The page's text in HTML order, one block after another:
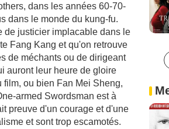
dans les années 60-70-
dans le monde du kung-fu.
de justicier implacable dans le
Fang Kang et qu'on retrouve
de méchants ou de dirigeant
auront leur heure de gloire
ou bien Fan Mei Sheng,
armed Swordsman est à
preuve d'un courage et d'une
et sont trop escamotés.